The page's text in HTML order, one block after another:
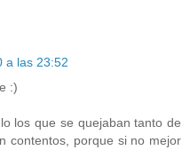
a las 23:52
:)
los que se quejaban tanto de
contentos, porque si no mejor